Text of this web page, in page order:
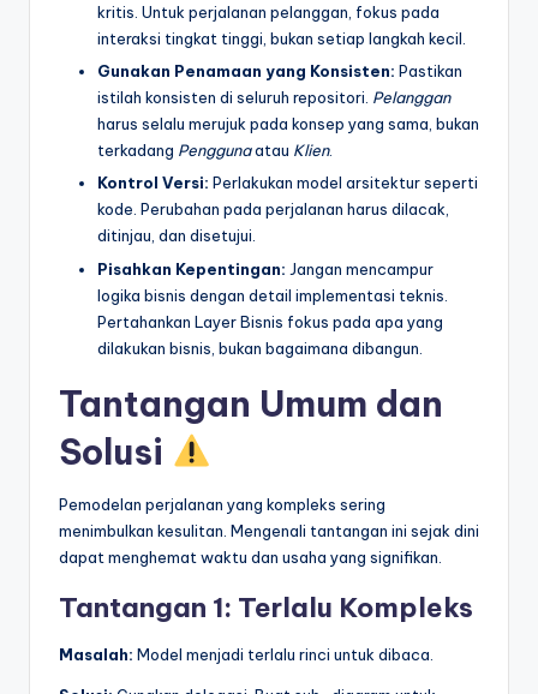
kritis. Untuk perjalanan pelanggan, fokus pada
interaksi tingkat tinggi, bukan setiap langkah kecil.
Gunakan Penamaan yang Konsisten: Pastikan
istilah konsisten di seluruh repositori. Pelanggan
harus selalu merujuk pada konsep yang sama, bukan
terkadang Penggunaatau Klien.
Kontrol Versi: Perlakukan model arsitektur seperti
kode. Perubahan pada perjalanan harus dilacak,
ditinjau, dan disetujui.
Pisahkan Kepentingan: Jangan mencampur
logika bisnis dengan detail implementasi teknis.
Pertahankan Layer Bisnis fokus pada apa yang
dilakukan bisnis, bukan bagaimana dibangun.
Tantangan Umum dan
Solusi
Pemodelan perjalanan yang kompleks sering
menimbulkan kesulitan. Mengenali tantangan ini sejak dini
dapat menghemat waktu dan usaha yang signifikan.
Tantangan 1: Terlalu Kompleks
Masalah: Model menjadi terlalu rinci untuk dibaca.